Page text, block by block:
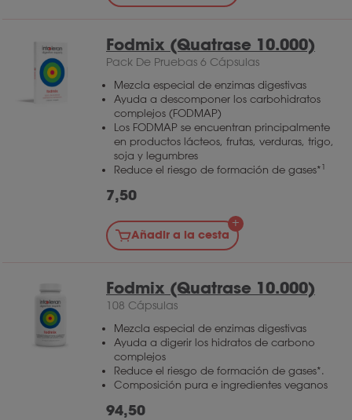
Fodmix (Quatrase 10.000)
Pack De Pruebas 6 Cápsulas
Mezcla especial de enzimas digestivas
Ayuda a descomponer los carbohidratos
complejos (FODMAP)
Los FODMAP se encuentran principalmente
en productos lácteos, frutas, verduras, trigo,
soja y legumbres
Reduce el riesgo de formación de gases*1
7,50
Añadir a la cesta
Fodmix (Quatrase 10.000)
108 Cápsulas
Mezcla especial de enzimas digestivas
Ayuda a digerir los hidratos de carbono
complejos
Reduce el riesgo de formación de gases*.
Composición pura e ingredientes veganos
94,50